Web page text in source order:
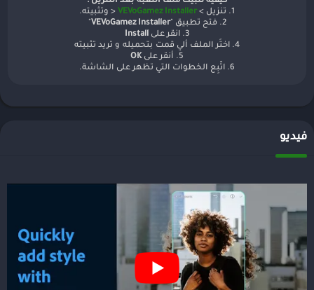
1. تنزيل >
VEVoGamez Installer < وتثبيته.
2. فتح تطبيق "
VEVoGamez Installer
"
3. انقر على
Install
4. اختَر الملف ألي قمت بتحميله و تريد تثبيته
5. أنقر على
OK
6. اتّبِع الخطوات التي تظهر على الشاشة.
فيديو